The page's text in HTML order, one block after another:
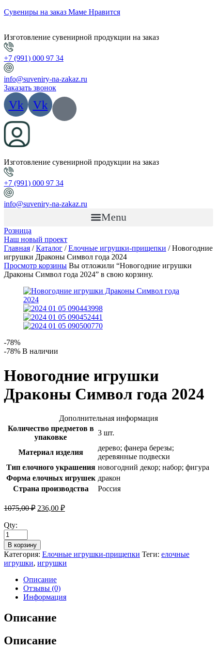
Сувениры на заказ Маме Нравится
Изготовление сувенирной продукции на заказ
+7 (991) 000 97 34
info@suveniry-na-zakaz.ru
Заказать звонок
Vk Vk
Изготовление сувенирной продукции на заказ
+7 (991) 000 97 34
info@suveniry-na-zakaz.ru
Menu
Розница
Наш новый проект
Главная /Каталог /Елочные игрушки-прищепки / Новогодние
игрушки Драконы Символ года 2024
Просмотр корзины Вы отложили “Новогодние игрушки
Драконы Символ года 2024” в свою корзину.
-78%
-78% В наличии
Новогодние игрушки
Драконы Символ года 2024
Дополнительная информация
Количество предметов в
упаковке
3 шт.
Материал изделия
дерево; фанера березы;
деревянные подвески
Тип елочного украшения новогодний декор; набор; фигура
Форма елочных игрушек дракон
Страна производства
Россия
1075,00₽ 236,00 ₽
Qty:
В корзину
Категория: Елочные игрушки-прищепки Теги: елочные
игрушки, игрушки
Описание
Отзывы (0)
Информация
Описание
Описание